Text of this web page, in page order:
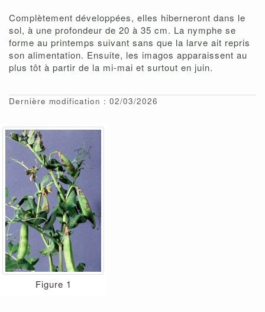
Complètement développées, elles hiberneront dans le
sol, à une profondeur de 20 à 35 cm. La nymphe se
forme au printemps suivant sans que la larve ait repris
son alimentation. Ensuite, les imagos apparaissent au
plus tôt à partir de la mi-mai et surtout en juin.
Dernière modification : 02/03/2026
Figure 1